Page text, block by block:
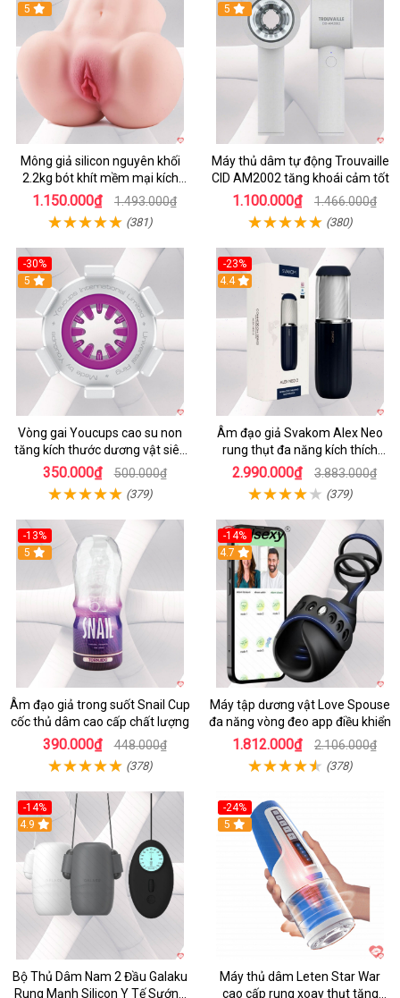
5
Mông giả silicon nguyên khối
2.2kg bót khít mềm mại kích
thích
1.150.000₫ 1.493.000₫
(381)
5
Máy thủ dâm tự động Trouvaille
CID AM2002 tăng khoái cảm tốt
1.100.000₫ 1.466.000₫
(380)
-30%
5
Vòng gai Youcups cao su non
tăng kích thước dương vật siêu
kích thích
350.000₫ 500.000₫
(379)
-23%
4.4
Âm đạo giả Svakom Alex Neo
rung thụt đa năng kích thích
mạnh
2.990.000₫ 3.883.000₫
(379)
-13%
5
Âm đạo giả trong suốt Snail Cup
cốc thủ dâm cao cấp chất lượng
390.000₫ 448.000₫
(378)
-14%
4.7
Máy tập dương vật Love Spouse
đa năng vòng đeo app điều khiển
1.812.000₫ 2.106.000₫
(378)
-14%
4.9
Bộ Thủ Dâm Nam 2 Đầu Galaku
Rung Mạnh Silicon Y Tế Sướng
-24%
5
Máy thủ dâm Leten Star War
cao cấp rung xoay thụt tăng